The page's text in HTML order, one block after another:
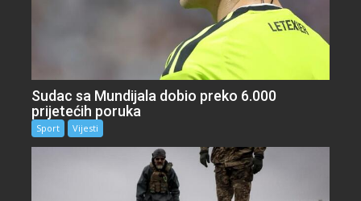
Sudac sa Mundijala dobio preko 6.000
prijetećih poruka
Sport Vijesti